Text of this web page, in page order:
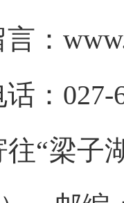
：
： 027-
往“梁子